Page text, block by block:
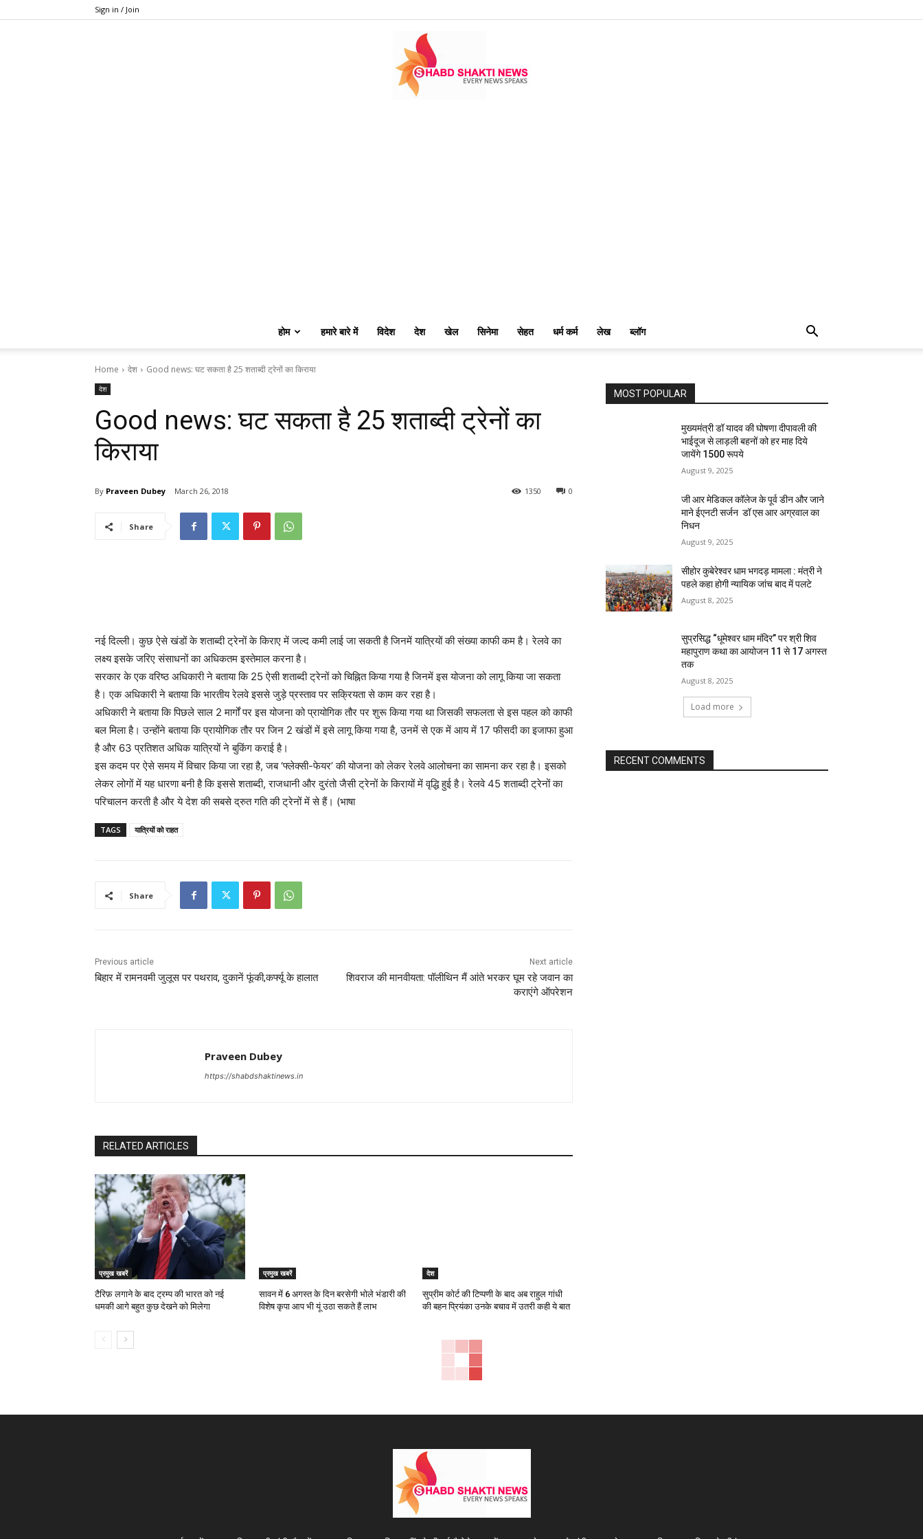
Sign in / Join
होम हमारे बारे में विदेश देश खेल सिनेमा सेहत धर्म कर्म लेख ब्लॉग
Home देश Good news: घट सकता है 25 शताब्दी ट्रेनों का किराया
देश
Good news: घट सकता है 25 शताब्दी ट्रेनों का
किराया
By Praveen Dubey March 26, 2018 0
1350
Share
नई दिल्ली। कुछ ऐसे खंडों के शताब्दी ट्रेनों के किराए में जल्द कमी लाई जा सकती है जिनमें यात्रियों की संख्या काफी कम है। रेलवे का
लक्ष्य इसके जरिए संसाधनों का अधिकतम इस्तेमाल करना है।
सरकार के एक वरिष्ठ अधिकारी ने बताया कि 25 ऐसी शताब्दी ट्रेनों को चिह्नित किया गया है जिनमें इस योजना को लागू किया जा सकता
है। एक अधिकारी ने बताया कि भारतीय रेलवे इससे जुड़े प्रस्ताव पर सक्रियता से काम कर रहा है।
अधिकारी ने बताया कि पिछले साल 2 मार्गों पर इस योजना को प्रायोगिक तौर पर शुरू किया गया था जिसकी सफलता से इस पहल को काफी
बल मिला है। उन्होंने बताया कि प्रायोगिक तौर पर जिन 2 खंडों में इसे लागू किया गया है, उनमें से एक में आय में 17 फीसदी का इजाफा हुआ
है और 63 प्रतिशत अधिक यात्रियों ने बुकिंग कराई है।
इस कदम पर ऐसे समय में विचार किया जा रहा है, जब ‘फ्लेक्सी-फेयर’ की योजना को लेकर रेलवे आलोचना का सामना कर रहा है। इसको
लेकर लोगों में यह धारणा बनी है कि इससे शताब्दी, राजधानी और दुरंतो जैसी ट्रेनों के किरायों में वृद्धि हुई है। रेलवे 45 शताब्दी ट्रेनों का
परिचालन करती है और ये देश की सबसे द्रुत गति की ट्रेनों में से हैं। (भाषा
TAGS यात्रियों को राहत
Share
Previous article
बिहार में रामनवमी जुलूस पर पथराव, दुकानें फूंकी,कर्फ्यू के हालात
Next article
शिवराज की मानवीयता: पॉलीथिन मैं आंते भरकर घूम रहे जवान का
कराएंगे ऑपरेशन
Praveen Dubey
https://shabdshaktinews.in
RELATED ARTICLES
प्रमुख खबरें
टैरिफ़ लगाने के बाद ट्रम्प की भारत को नई
धमकी आगे बहुत कुछ देखने को मिलेगा
प्रमुख खबरें
सावन में 6 अगस्त के दिन बरसेगी भोले भंडारी की
विशेष कृपा आप भी यूं उठा सकते हैं लाभ
देश
सुप्रीम कोर्ट की टिप्पणी के बाद अब राहुल गांधी
की बहन प्रियंका उनके बचाव में उतरी कही ये बात
MOST POPULAR
मुख्यमंत्री डॉ यादव की घोषणा दीपावली की
भाईदूज से लाड़ली बहनों को हर माह दिये
जायेंगे 1500 रूपये
August 9, 2025
जी आर मेडिकल कॉलेज के पूर्व डीन और जाने
माने ईएनटी सर्जन डॉ एस आर अग्रवाल का
निधन
August 9, 2025
सीहोर कुबेरेश्वर धाम भगदड़ मामला : मंत्री ने
पहले कहा होगी न्यायिक जांच बाद में पलटे
August 8, 2025
सुप्रसिद्ध “धूमेश्वर धाम मंदिर” पर श्री शिव
महापुराण कथा का आयोजन 11 से 17 अगस्त
तक
August 8, 2025
Load more
RECENT COMMENTS